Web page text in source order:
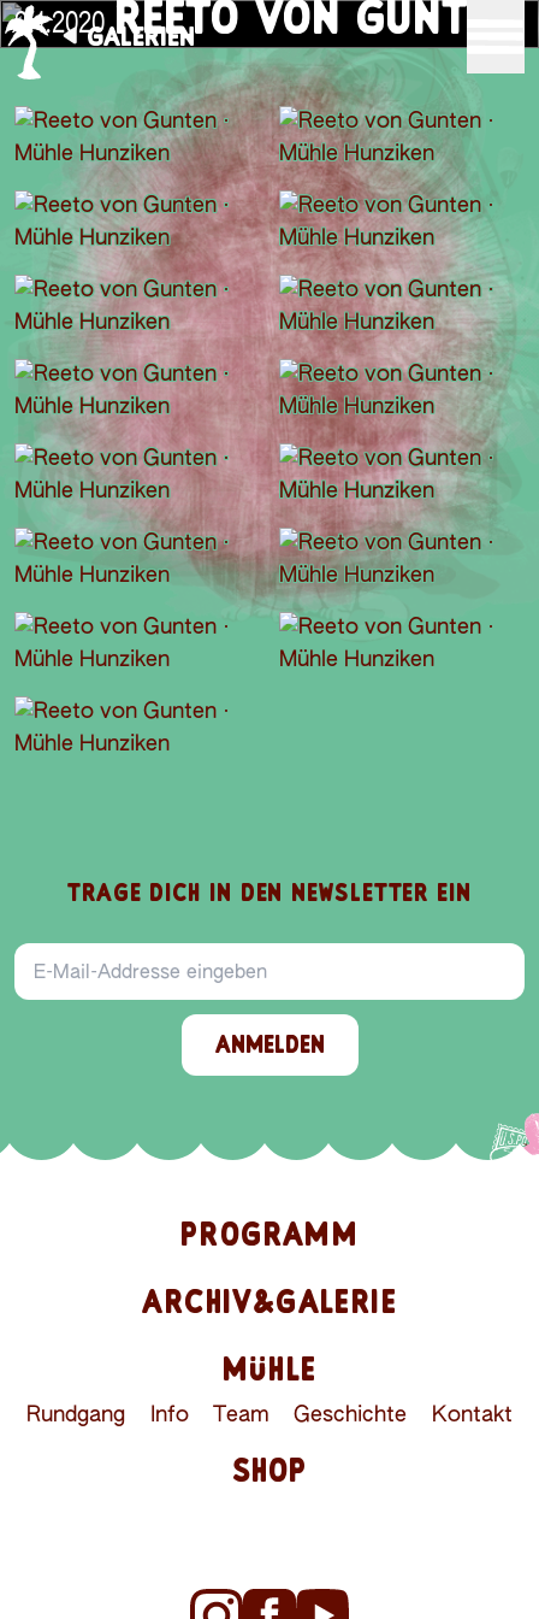
GALERIEN
9.1.2020 REETO VON GUNTEN
TRAGE DICH IN DEN NEWSLETTER EIN
E-Mail-Addresse
ANMELDEN
PROGRAMM
ARCHIV&GALERIE
MÜHLE
Rundgang Info Team Geschichte Kontakt
SHOP